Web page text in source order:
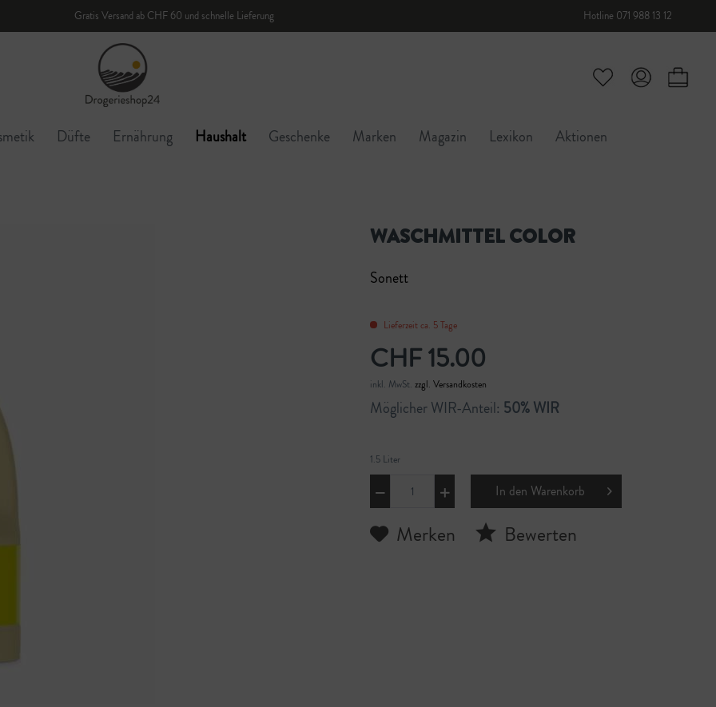
Gratis Versand ab CHF 60 und schnelle Lieferung Hotline 071 988 13 12
Düfte Ernährung Haushalt Geschenke Marken Magazin Lexikon Aktionen
WASCHMITTEL COLOR
Sonett
Lieferzeit ca. 5 Tage
CHF 15.00
inkl. MwSt.zzgl. Versandkosten
Möglicher WIR-Anteil: 50% WIR
1.5 Liter
In den Warenkorb
Merken Bewerten